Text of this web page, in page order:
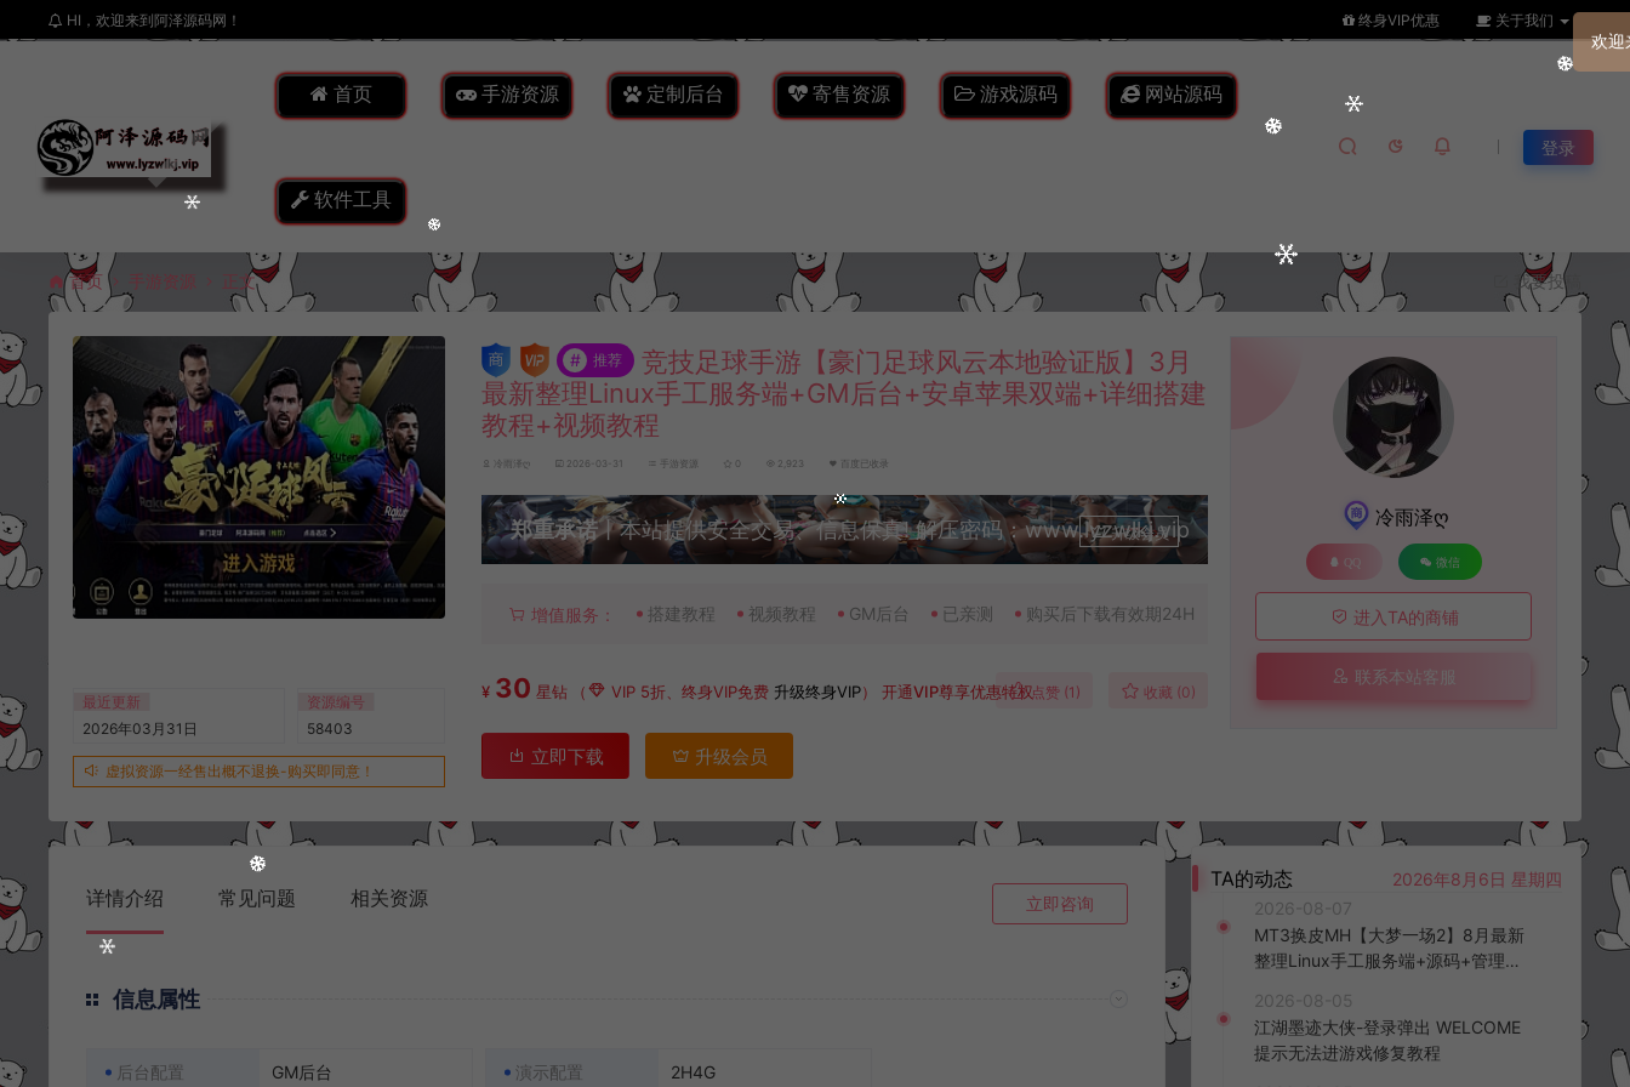
HI，欢迎来到阿泽源码网！ 终身VIP优惠 关于我们
首页 手游资源 定制后台 寄售资源 游戏源码 网站源码
软件工具
登录
首页 手游资源 正文 我要投稿
最近更新
2026年03月31日
资源编号
58403
虚拟资源一经售出概不退换-购买即同意！
# 推荐
竞技足球手游【豪门足球风云本地验证版】3月
最新整理Linux手工服务端+GM后台+安卓苹果双端+详细搭建
教程+视频教程
冷雨泽ღ 2026-03-31 手游资源 0 2,923 百度已收录
郑重承诺丨本站提供安全交易、信息保真! 解压密码：www.lyzwlkj.vip
升级会员
增值服务： 搭建教程 视频教程 GM后台 已亲测 购买后下载有效期24H
¥ 30 星钻 （ VIP 5折、终身VIP免费 升级终身VIP）开通VIP尊享优惠特权点赞 (1 ) 收藏 (0)
立即下载 升级会员
冷雨泽ღ
QQ 微信
进入TA的商铺
联系本站客服
详情介绍 常见问题 相关资源 立即咨询
信息属性
后台配置 GM后台 演示配置 2H4G
TA的动态
2026年8月6日 星期四
2026-08-07
MT3换皮MH【大梦一场2】8月最新
整理Linux手工服务端+源码+管理后
频教程
2026-08-05
江湖墨迹大侠-登录弹出 WELCOME
提示无法进游戏修复教程